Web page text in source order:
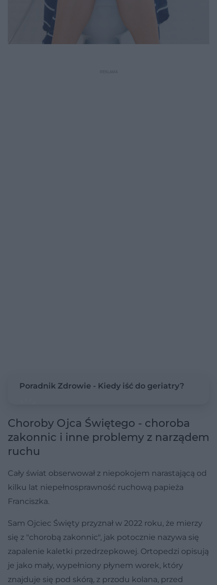
Poradnik Zdrowie - Kiedy iść do geriatry?
Choroby Ojca Świętego - choroba
zakonnic i inne problemy z narządem
ruchu
Cały świat obserwował z niepokojem narastającą od
kilku lat niepełnosprawność ruchową papieża
Franciszka.
Sam Ojciec Święty przyznał w 2022 roku, że mierzy
się z "chorobą zakonnic", jak potocznie nazywa się
zapalenie kaletki przedrzepkowej. Ortopedzi opisują
je jako mały, wypełniony płynem worek, który
znajduje się pod skórą, z przodu kolana, przed